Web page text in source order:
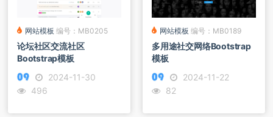
网站模板 编号：MB0205
论坛社区交流社区
Bootstrap模板
2024-11-30
496
网站模板 编号：MB0189
多用途社交网络Bootstrap
模板
2024-11-22
82